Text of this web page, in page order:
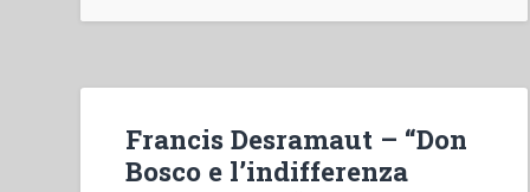
carisma
«Assim,
livre
Francis Desramaut – “Don
Bosco e l’indifferenza